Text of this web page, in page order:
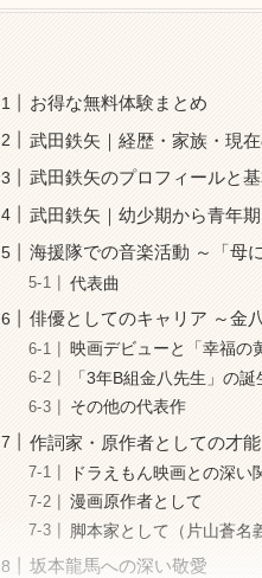
お得な無料体験まとめ
武田鉄矢｜経歴・家族・現
武田鉄矢のプロフィールと
武田鉄矢｜幼少期から青年
海援隊での音楽活動 ～「母
代表曲
俳優としてのキャリア ～金
映画デビューと「幸福の
「3年B組金八先生」の誕
その他の代表作
作詞家・原作者としての才能
ドラえもん映画との深い
漫画原作者として
脚本家として（片山蒼名
坂本龍馬への深い敬愛